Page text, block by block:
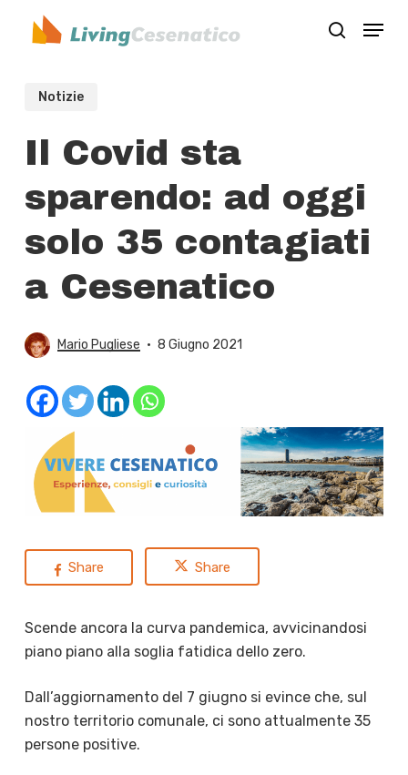
search
Menu
Notizie
Il Covid sta
sparendo: ad oggi
solo 35 contagiati
a Cesenatico
Mario Pugliese 8 Giugno 2021
Share Share
Scende ancora la curva pandemica, avvicinandosi
piano piano alla soglia fatidica dello zero.
Dall’aggiornamento del 7 giugno si evince che, sul
nostro territorio comunale, ci sono attualmente 35
persone positive.